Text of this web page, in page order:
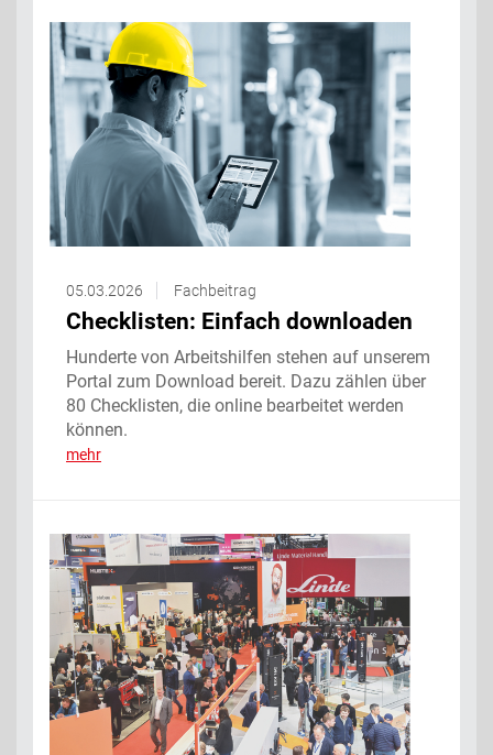
05.03.2026 Fachbeitrag
Checklisten: Einfach downloaden
Hunderte von Arbeitshilfen stehen auf unserem
Portal zum Download bereit. Dazu zählen über
80 Checklisten, die online bearbeitet werden
können.
mehr